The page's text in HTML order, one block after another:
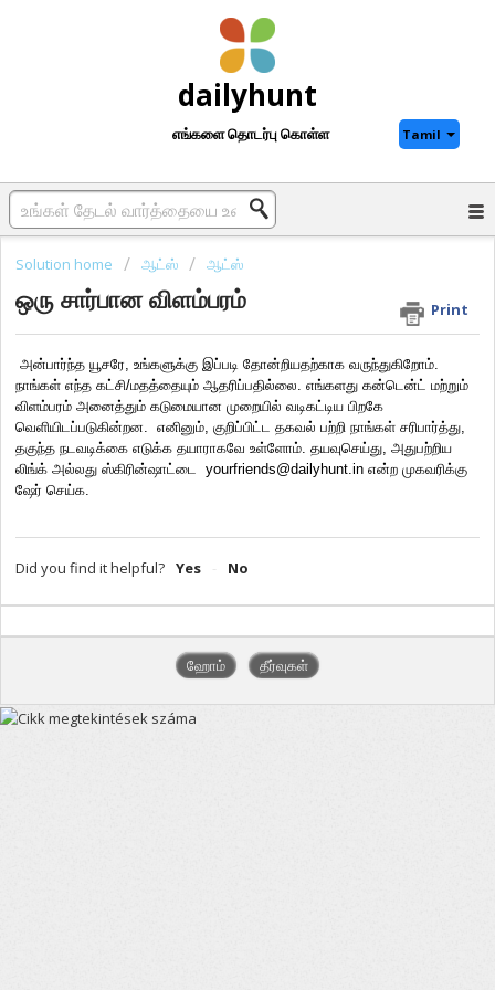
dailyhunt
எங்களை தொடர்பு கொள்ள Tamil
Solution home ஆட்ஸ் ஆட்ஸ்
ஒரு சார்பான விளம்பரம் Print
அன்பார்ந்த யூசரே, உங்களுக்கு இப்படி தோன்றியதற்காக வருந்துகிறோம்.
நாங்கள் எந்த கட்சி/மதத்தையும் ஆதரிப்பதில்லை. எங்களது கன்டென்ட் மற்றும்
விளம்பரம் அனைத்தும் கடுமையான முறையில் வடிகட்டிய பிறகே
வெளியிடப்படுகின்றன.  எனினும், குறிப்பிட்ட தகவல் பற்றி நாங்கள் சரிபார்த்து,
தகுந்த நடவடிக்கை எடுக்க தயாராகவே உள்ளோம். தயவுசெய்து, அதுபற்றிய
லிங்க் அல்லது ஸ்கிரின்ஷாட்டை  yourfriends@dailyhunt.in என்ற முகவரிக்கு
ஷேர் செய்க.
Did you find it helpful? Yes No
ஹோம் தீர்வுகள்